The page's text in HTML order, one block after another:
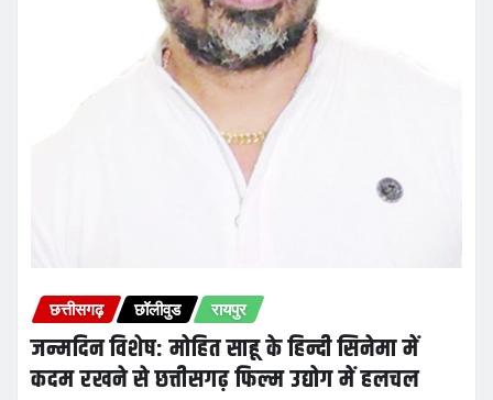
छत्तीसगढ़ छॉलीवुड रायपुर
जन्मदिन विशेष: मोहित साहू के हिन्दी सिनेमा में
कदम रखने से छत्तीसगढ़ फिल्म उद्योग में हलचल